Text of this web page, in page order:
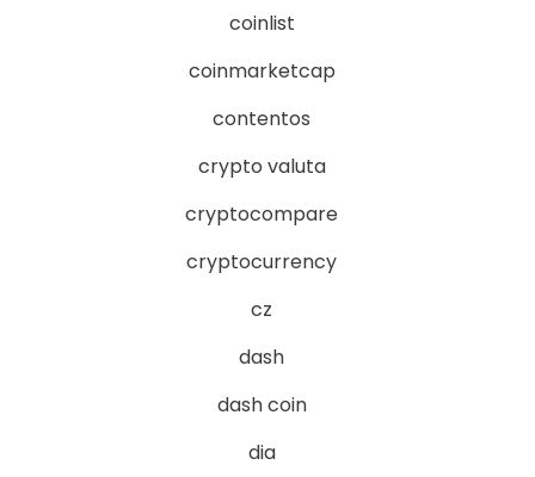
coinlist
coinmarketcap
contentos
crypto valuta
cryptocompare
cryptocurrency
cz
dash
dash coin
dia